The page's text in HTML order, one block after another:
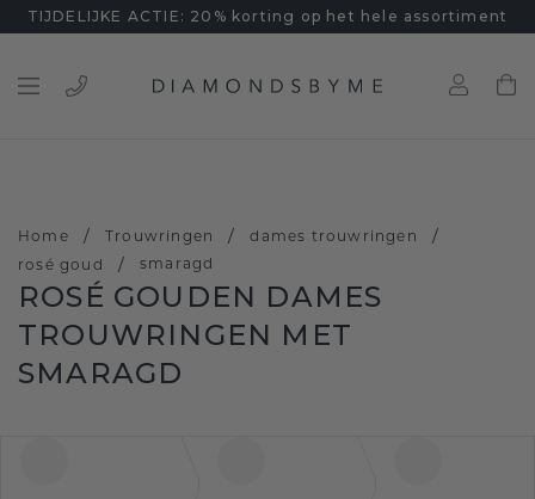
TIJDELIJKE ACTIE: 20% korting op het hele assortiment
Home / Trouwringen / dames trouwringen /
rosé goud / smaragd
ROSÉ GOUDEN DAMES
TROUWRINGEN MET
SMARAGD